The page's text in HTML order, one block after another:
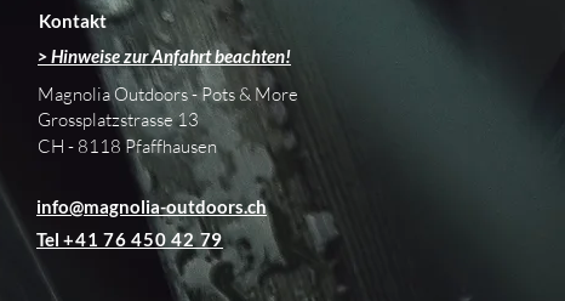
Kontakt
> Hinweise zur Anfahrt beachten!
Magnolia Outdoors - Pots & More
Grossplatzstrasse 13
CH - 8118 Pfaffhausen
info@magnolia-outdoors.ch
Tel +41 76 450 42 79